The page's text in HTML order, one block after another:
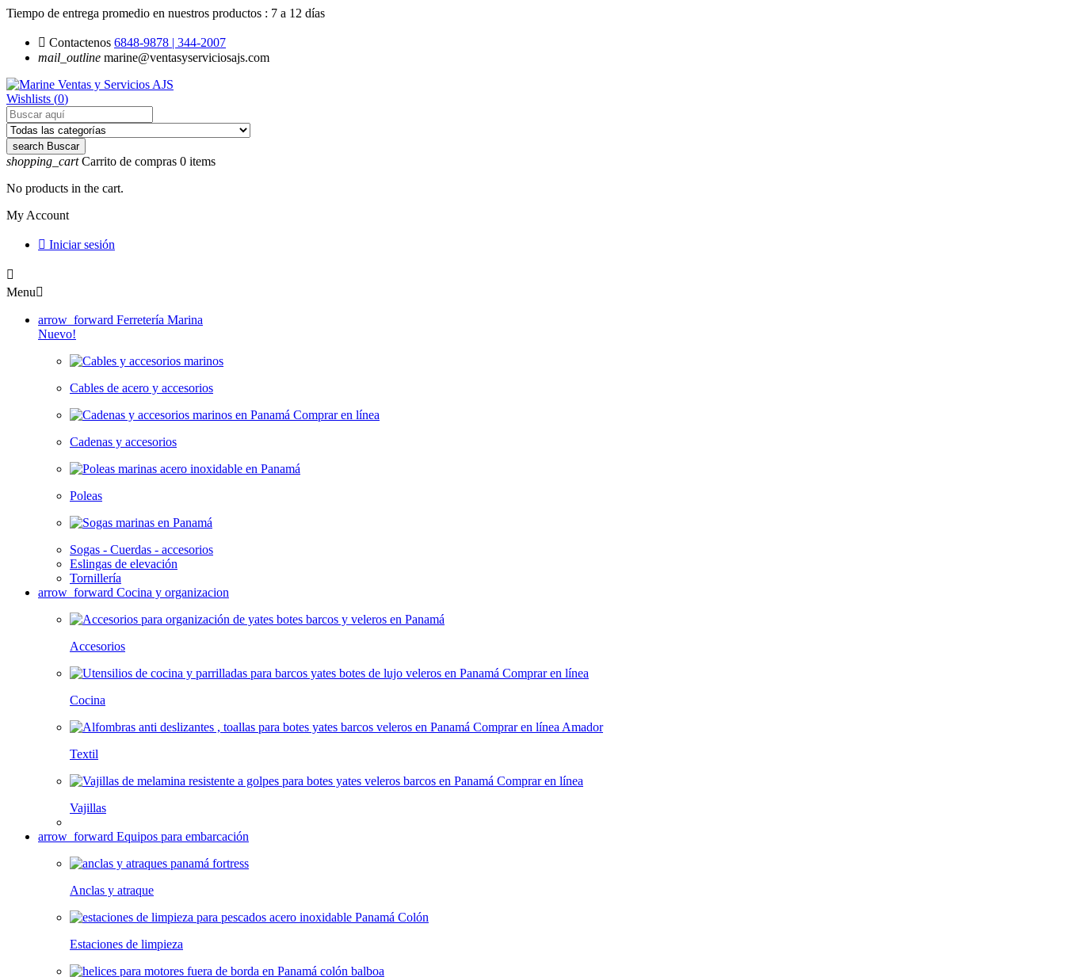
Tiempo de entrega promedio en nuestros productos : 7 a 12 días
 Contactenos 6848-9878 | 344-2007
mail_outline marine@ventasyserviciosajs.com
Wishlists (0)
search Buscar
shopping_cart Carrito de compras 0 items
No products in the cart.
My Account
 Iniciar sesión

Menu
arrow_forward Ferretería Marina
Nuevo!
Cables de acero y accesorios
Cadenas y accesorios
Poleas
Sogas - Cuerdas - accesorios
Eslingas de elevación
Tornillería
arrow_forward Cocina y organizacion
Accesorios
Cocina
Textil
Vajillas
arrow_forward Equipos para embarcación
Anclas y atraque
Estaciones de limpieza